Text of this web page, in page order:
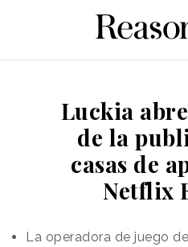
Luckia
de la
casas de
Netflix
La operadora de juego